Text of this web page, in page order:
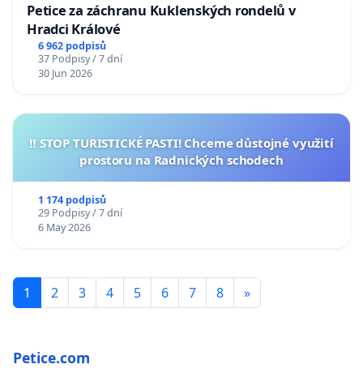
Petice za záchranu Kuklenských rondelů v
Hradci Králové
6 962 podpisů
37 Podpisy / 7 dní
30 Jun 2026
‼️ STOP TURISTICKÉ PASTI! Chceme důstojné využití
prostoru na Radnických schodech
1 174 podpisů
29 Podpisy / 7 dní
6 May 2026
1 2 3 4 5 6 7 8 »
Petice.com